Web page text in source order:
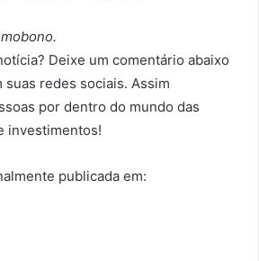
Deixe um comentário abaixo
redes sociais. Assim
por dentro do mundo das
investimentos!
publicada em: